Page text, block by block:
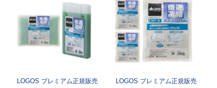
LOGOS プレミアム正規販売
LOGOS プレミアム正規販売